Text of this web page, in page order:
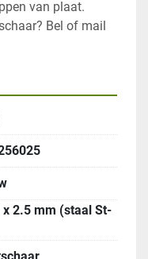
van plaat.
Bel of mail
x 2.5 mm (staal St-